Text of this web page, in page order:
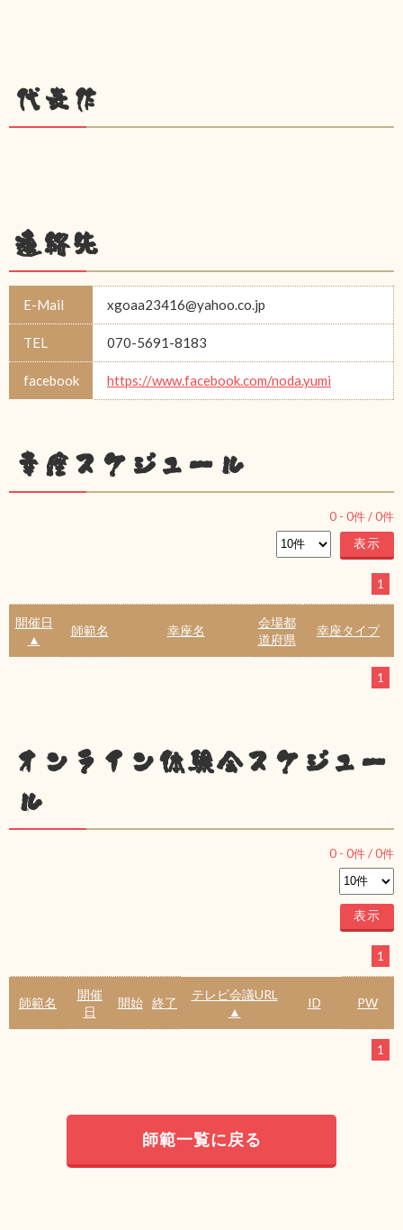
代表作
連絡先
E-Mail xgoaa23416@yahoo.co.jp
TEL 070-5691-8183
facebook https://www.facebook.com/noda.yumi
幸座スケジュール
0 - 0件 /0件
1
開催日
▲
師範名 幸座名
会場都
道府県
幸座タイプ
1
オンライン体験会スケジュー
ル
0 - 0件 /0件
1
師範名
開催
日
開始 終了
テレビ会議URL
▲
ID PW
1
師範一覧に戻る